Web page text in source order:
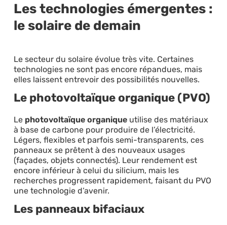
Les technologies émergentes :
le solaire de demain
Le secteur du solaire évolue très vite. Certaines
technologies ne sont pas encore répandues, mais
elles laissent entrevoir des possibilités nouvelles.
Le photovoltaïque organique (PVO)
Le photovoltaïque organiqueutilise des matériaux
à base de carbone pour produire de l’électricité.
Légers, flexibles et parfois semi-transparents, ces
panneaux se prêtent à des nouveaux usages
(façades, objets connectés). Leur rendement est
encore inférieur à celui du silicium, mais les
recherches progressent rapidement, faisant du PVO
une technologie d’avenir.
Les panneaux bifaciaux